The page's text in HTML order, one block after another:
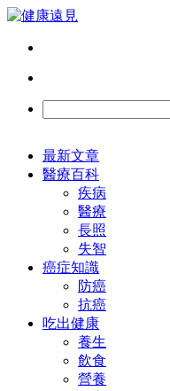
最新文章
醫療百科
疾病
醫療
長照
失智
癌症知識
防癌
抗癌
吃出健康
養生
飲食
營養